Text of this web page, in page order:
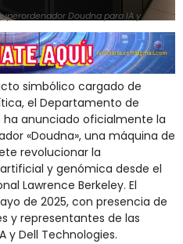
Doudna para IA y
simbólico cargado de
el Departamento de
ha anunciado oficialmente la
«Doudna», una máquina de
revolucionar la
y genómica desde el
Lawrence Berkeley. El
de 2025, con presencia de
y representantes de las
y Dell Technologies.